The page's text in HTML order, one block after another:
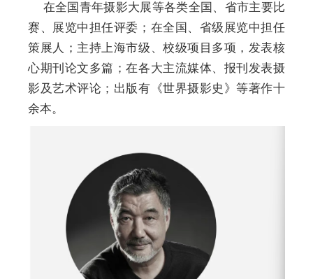
在全国青年摄影大展等各类全国、省市主要比
赛、展览中担任评委；在全国、省级展览中担任
策展人；主持上海市级、校级项目多项，发表核
心期刊论文多篇；在各大主流媒体、报刊发表摄
影及艺术评论；出版有《世界摄影史》等著作十
余本。